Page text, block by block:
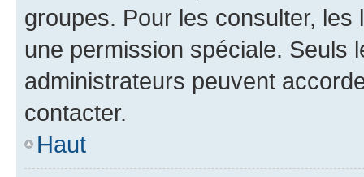
groupes. Pour les consulter,
une permission spéciale. Seuls
administrateurs peuvent
contacter.
Haut